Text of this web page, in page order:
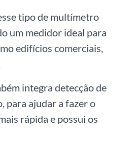
tipo de multímetro
um medidor ideal para
edifícios comerciais,
integra detecção de
para ajudar a fazer o
rápida e possui os